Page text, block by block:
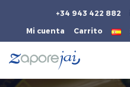
+34 943 422 882
Mi cuenta Carrito